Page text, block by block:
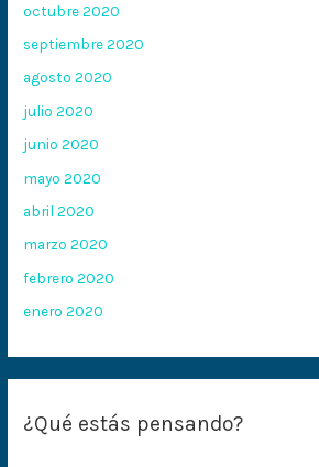
octubre 2020
septiembre 2020
agosto 2020
julio 2020
junio 2020
mayo 2020
abril 2020
marzo 2020
febrero 2020
enero 2020
¿Qué estás pensando?